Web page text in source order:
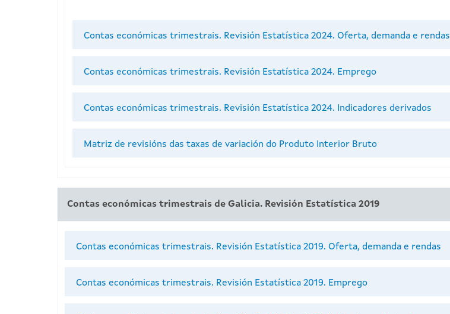
Contas económicas trimestrais. Revisión Estatística 2024. Oferta, demanda e rendas
Contas económicas trimestrais. Revisión Estatística 2024. Emprego
Contas económicas trimestrais. Revisión Estatística 2024. Indicadores derivados
Matriz de revisións das taxas de variación do Produto Interior Bruto
Contas económicas trimestrais de Galicia. Revisión Estatística 2019
Contas económicas trimestrais. Revisión Estatística 2019. Oferta, demanda e rendas
Contas económicas trimestrais. Revisión Estatística 2019. Emprego